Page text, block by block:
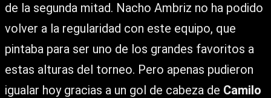
de la segunda mitad. Nacho Ambriz no ha podido
volver a la regularidad con este equipo, que
pintaba para ser uno de los grandes favoritos a
estas alturas del torneo. Pero apenas pudieron
igualar hoy gracias a un gol de cabeza de Camilo